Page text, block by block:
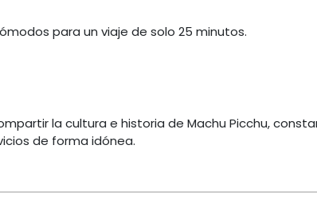
para un viaje de solo 25 minutos.
la cultura e historia de Machu Picchu,
de forma idónea.